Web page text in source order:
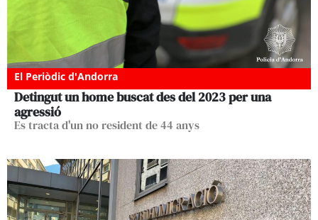
El Periòdic d'Andorra
Detingut un home buscat des del 2023 per una
agressió
Es tracta d'un no resident de 44 anys